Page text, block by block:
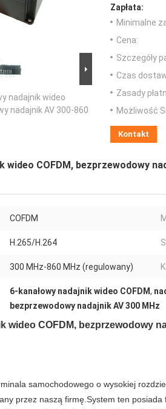
nadajnik wideo
nadajnik AV 300-860
Zapłata:
Minimalne
Cena:
Szczegóły
Czas
Zasady
Możliwość
Kontakt
wideo COFDM, bezprzewodowy
COFDM
H.265/H.264
300 MHz-860 MHz (regulowany)
6-kanałowy nadajnik wideo COFDM,
bezprzewodowy nadajnik AV 300 MHz
wideo COFDM, bezprzewodowy
samochodowego o wysokiej
przez naszą firmę.System ten